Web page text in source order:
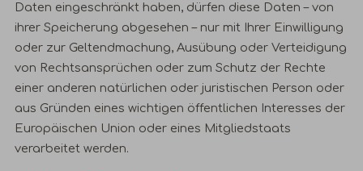
Daten eingeschränkt haben, dürfen diese Daten – von
ihrer Speicherung abgesehen – nur mit Ihrer Einwilligung
oder zur Geltendmachung, Ausübung oder Verteidigung
von Rechtsansprüchen oder zum Schutz der Rechte
einer anderen natürlichen oder juristischen Person oder
aus Gründen eines wichtigen öffentlichen Interesses der
Europäischen Union oder eines Mitgliedstaats
verarbeitet werden.